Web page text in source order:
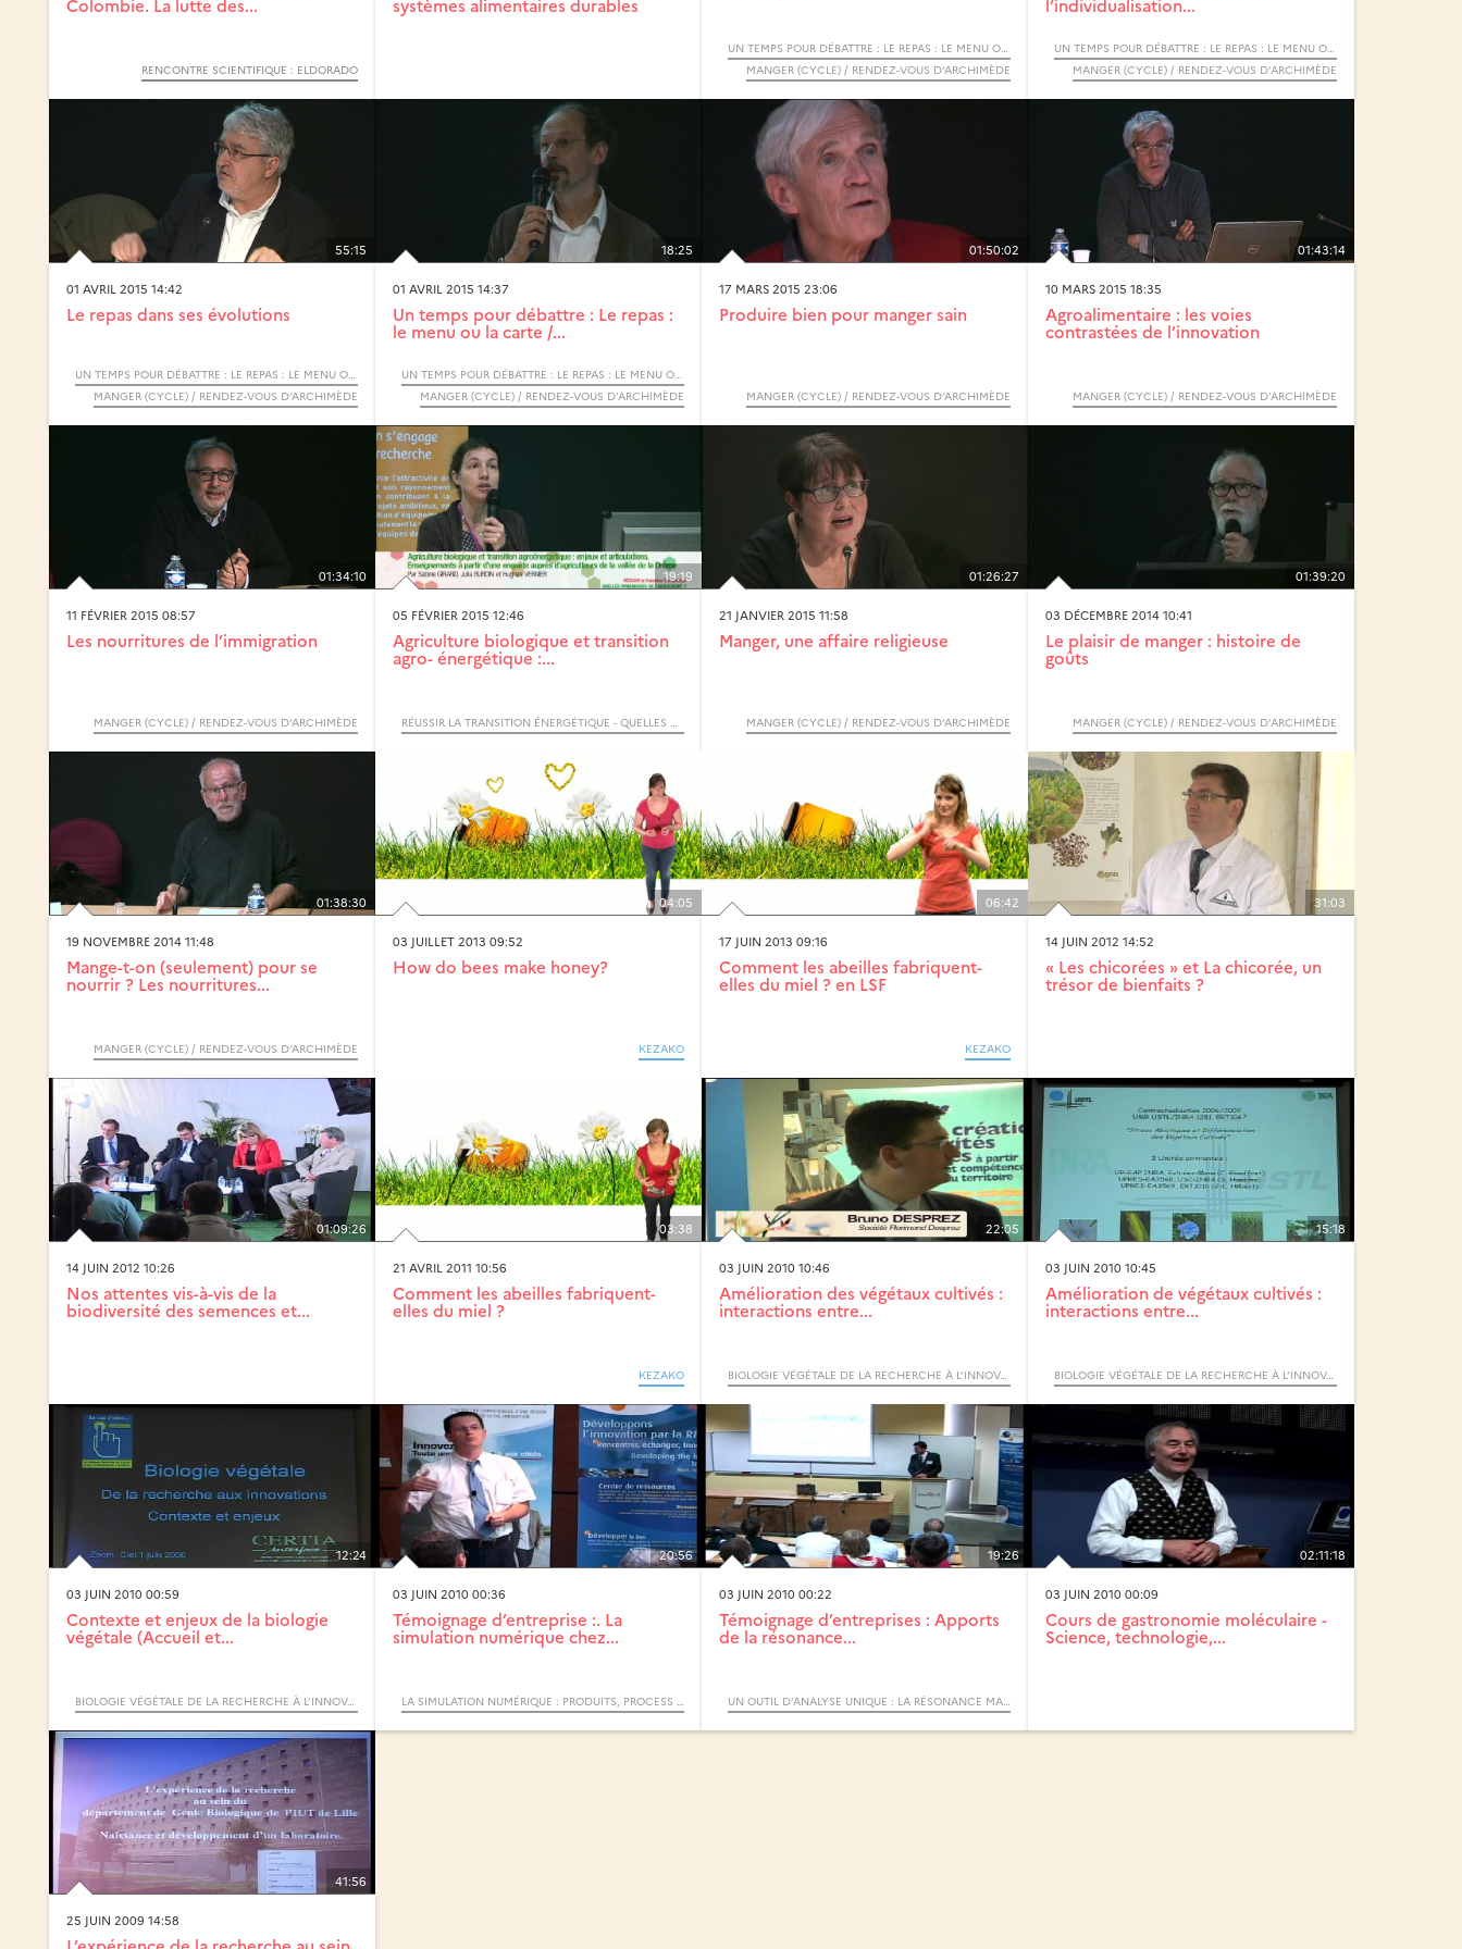
Colombie. La lutte des...
RENCONTRE SCIENTIFIQUE : ELDORADO
systèmes alimentaires durables
UN TEMPS POUR DÉBATTRE : LE REPAS : LE MENU OU LA CARTE / RENDEZ VOUS D’ARCHIMÈDE CYCLE "MANGER"
MANGER (CYCLE) / RENDEZ-VOUS D’ARCHIMÈDE
l’individualisation...
UN TEMPS POUR DÉBATTRE : LE REPAS : LE MENU OU LA CARTE / RENDEZ VOUS D’ARCHIMÈDE CYCLE "MANGER"
MANGER (CYCLE) / RENDEZ-VOUS D’ARCHIMÈDE
55:15
01 AVRIL 2015 14:42
Le repas dans ses évolutions
UN TEMPS POUR DÉBATTRE : LE REPAS : LE MENU OU LA CARTE / RENDEZ VOUS D’ARCHIMÈDE CYCLE "MANGER"
MANGER (CYCLE) / RENDEZ-VOUS D’ARCHIMÈDE
18:25
01 AVRIL 2015 14:37
Un temps pour débattre : Le repas :
le menu ou la carte /...
UN TEMPS POUR DÉBATTRE : LE REPAS : LE MENU OU LA CARTE / RENDEZ VOUS D’ARCHIMÈDE CYCLE "MANGER"
MANGER (CYCLE) / RENDEZ-VOUS D’ARCHIMÈDE
01:50:02
17 MARS 2015 23:06
Produire bien pour manger sain
MANGER (CYCLE) / RENDEZ-VOUS D’ARCHIMÈDE
01:43:14
10 MARS 2015 18:35
Agroalimentaire : les voies
contrastées de l’innovation
MANGER (CYCLE) / RENDEZ-VOUS D’ARCHIMÈDE
01:34:10
11 FÉVRIER 2015 08:57
Les nourritures de l’immigration
MANGER (CYCLE) / RENDEZ-VOUS D’ARCHIMÈDE
19:19
05 FÉVRIER 2015 12:46
Agriculture biologique et transition
agro- énergétique :...
RÉUSSIR LA TRANSITION ÉNERGÉTIQUE - QUELLES DYNAMIQUES DE CHANGEMENT ? / COLLOQUE
01:26:27
21 JANVIER 2015 11:58
Manger, une affaire religieuse
MANGER (CYCLE) / RENDEZ-VOUS D’ARCHIMÈDE
01:39:20
03 DÉCEMBRE 2014 10:41
Le plaisir de manger : histoire de
goûts
MANGER (CYCLE) / RENDEZ-VOUS D’ARCHIMÈDE
01:38:30
19 NOVEMBRE 2014 11:48
Mange-t-on (seulement) pour se
nourrir ? Les nourritures...
MANGER (CYCLE) / RENDEZ-VOUS D’ARCHIMÈDE
04:05
03 JUILLET 2013 09:52
How do bees make honey?
KEZAKO
06:42
17 JUIN 2013 09:16
Comment les abeilles fabriquent-
elles du miel ? en LSF
KEZAKO
31:03
14 JUIN 2012 14:52
« Les chicorées » et La chicorée, un
trésor de bienfaits ?
01:09:26
14 JUIN 2012 10:26
Nos attentes vis-à-vis de la
biodiversité des semences et...
03:38
21 AVRIL 2011 10:56
Comment les abeilles fabriquent-
elles du miel ?
KEZAKO
22:05
03 JUIN 2010 10:46
Amélioration des végétaux cultivés :
interactions entre...
BIOLOGIE VÉGÉTALE DE LA RECHERCHE À L’INNOVATION - SCIENCES ET TECHNOLOGIES (CYCLE) / ZOOM
15:18
03 JUIN 2010 10:45
Amélioration de végétaux cultivés :
interactions entre...
BIOLOGIE VÉGÉTALE DE LA RECHERCHE À L’INNOVATION - SCIENCES ET TECHNOLOGIES (CYCLE) / ZOOM
12:24
03 JUIN 2010 00:59
Contexte et enjeux de la biologie
végétale (Accueil et...
BIOLOGIE VÉGÉTALE DE LA RECHERCHE À L’INNOVATION - SCIENCES ET TECHNOLOGIES (CYCLE) / ZOOM
20:56
03 JUIN 2010 00:36
Témoignage d’entreprise :. La
simulation numérique chez...
LA SIMULATION NUMÉRIQUE : PRODUITS, PROCESS ET APPLICATIONS - SCIENCES ET TECHNOLOGIES (CYCLE) / ZOOM
19:26
03 JUIN 2010 00:22
Témoignage d’entreprises : Apports
de la résonance...
UN OUTIL D’ANALYSE UNIQUE : LA RÉSONANCE MAGNÉTIQUE NUCLÉAIRE - SCIENCES ET TECHNOLOGIES (CYCLE) / ZOOM
02:11:18
03 JUIN 2010 00:09
Cours de gastronomie moléculaire -
Science, technologie,...
41:56
25 JUIN 2009 14:58